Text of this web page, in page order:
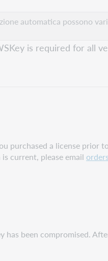
automatica possono
is required for all
purchased a license prior
current, please email
has been compromised.